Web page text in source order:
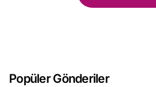
Popüler Gönderiler